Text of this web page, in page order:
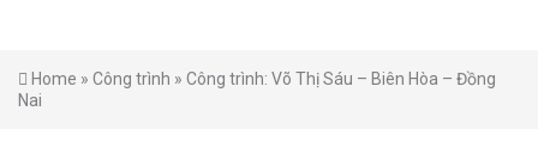
Home » Công trình » Công trình: Võ Thị Sáu – Biên Hòa – Đồng
Nai